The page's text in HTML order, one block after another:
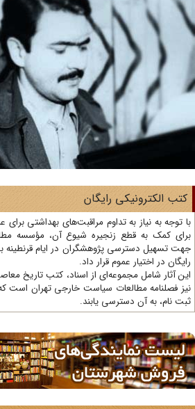
الکترونیکی رایگان
کمک به قطع زنجیره شیوع آن، مؤسسه
تسهیل دسترسی پژوهشگران در ایام قرنطینه
در اختیار عموم قرار داد.
آثار شامل مجموعه‌ای از اسناد، کتب تاریخ
فصلنامه مطالعات سیاست خارجی تهران است که
نام، به آن دسترسی یابند.